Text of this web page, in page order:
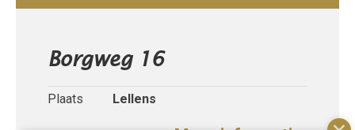
Borgweg 16
Plaats Lellens